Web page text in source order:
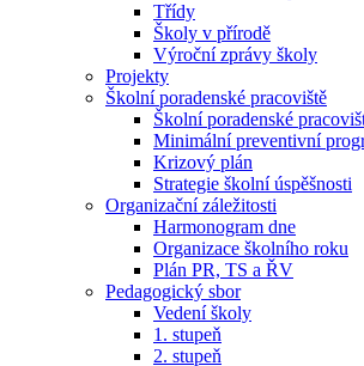
Třídy
Školy v přírodě
Výroční zprávy školy
Projekty
Školní poradenské pracoviště
Školní poradenské
Minimální preventivní
Krizový plán
Strategie školní úspěšnosti
Organizační záležitosti
Harmonogram dne
Organizace školního roku
Plán PR, TS a ŘV
Pedagogický sbor
Vedení školy
1. stupeň
2. stupeň